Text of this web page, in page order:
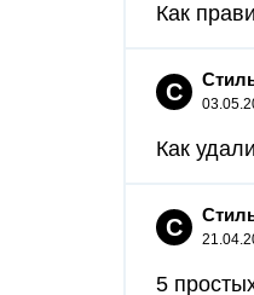
Как
С
Как
С
5